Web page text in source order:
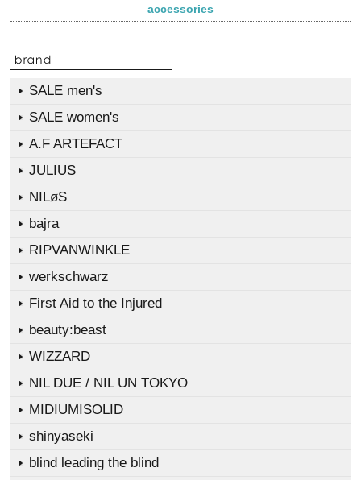
accessories
SALE men's
SALE women's
A.F ARTEFACT
JULIUS
NILøS
bajra
RIPVANWINKLE
werkschwarz
First Aid to the Injured
beauty:beast
WIZZARD
NIL DUE / NIL UN TOKYO
MIDIUMISOLID
shinyaseki
blind leading the blind